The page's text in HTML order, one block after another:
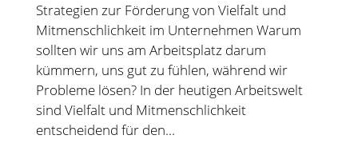
Strategien zur Förderung von Vielfalt und
Mitmenschlichkeit im Unternehmen Warum
sollten wir uns am Arbeitsplatz darum
kümmern, uns gut zu fühlen, während wir
Probleme lösen? In der heutigen Arbeitswelt
sind Vielfalt und Mitmenschlichkeit
entscheidend für den...